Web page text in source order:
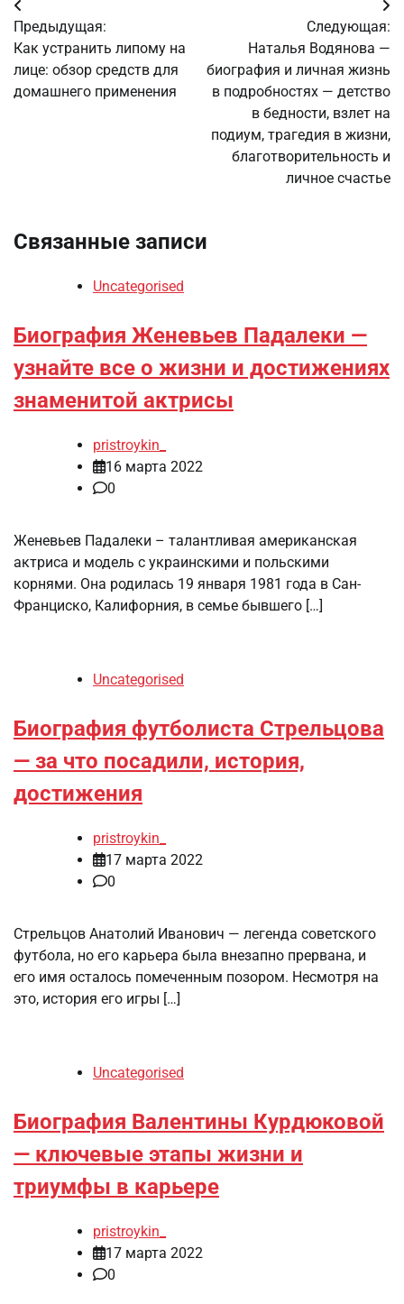
Навигация
по
записям
Предыдущая:
Как устранить липому на
лице: обзор средств для
домашнего применения
Следующая:
Наталья Водянова —
биография и личная жизнь
в подробностях — детство
в бедности, взлет на
подиум, трагедия в жизни,
благотворительность и
личное счастье
Связанные записи
Uncategorised
Биография Женевьев Падалеки —
узнайте все о жизни и достижениях
знаменитой актрисы
pristroykin_
16 марта 2022
0
Женевьев Падалеки – талантливая американская
актриса и модель с украинскими и польскими
корнями. Она родилась 19 января 1981 года в Сан-
Франциско, Калифорния, в семье бывшего […]
Uncategorised
Биография футболиста Стрельцова
— за что посадили, история,
достижения
pristroykin_
17 марта 2022
0
Стрельцов Анатолий Иванович — легенда советского
футбола, но его карьера была внезапно прервана, и
его имя осталось помеченным позором. Несмотря на
это, история его игры […]
Uncategorised
Биография Валентины Курдюковой
— ключевые этапы жизни и
триумфы в карьере
pristroykin_
17 марта 2022
0